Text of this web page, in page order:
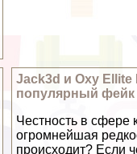
Jack3d и Oxy
популярный фейк
Честность в сфере
огромнейшая
происходит? Если